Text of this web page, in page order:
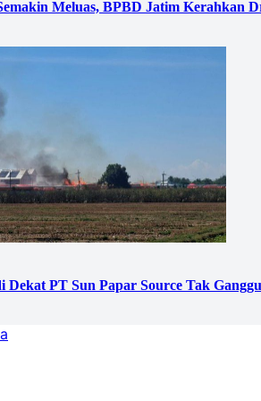
Meluas, BPBD Jatim Kerahkan
Dekat PT Sun Papar Source Tak